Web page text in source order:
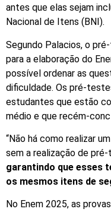
antes que elas sejam
Nacional de Itens (BNI).
Segundo Palacios, o
para a elaboração do
possível ordenar as
dificuldade. Os pré-
estudantes que estão
médio e que recém-
“Não há como realizar
sem a realização de
garantindo que esses
os mesmos itens de
No Enem 2025, as